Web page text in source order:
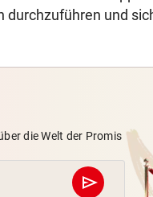
und
die Welt der Promis
send
Abschicken